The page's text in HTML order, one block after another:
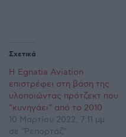
Σχετικά
Η Egnatia Aviation
επιστρέφει στη βάση της
υλοποιώντας πρότζεκτ που
“κυνηγάει” από το 2010
10 Μαρτίου 2022, 7:11 μμ
σε "Ρεπορτάζ"